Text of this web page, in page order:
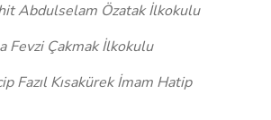
Abdulselam Özatak İlkokulu
Fevzi Çakmak İlkokulu
Fazıl Kısakürek İmam Hatip